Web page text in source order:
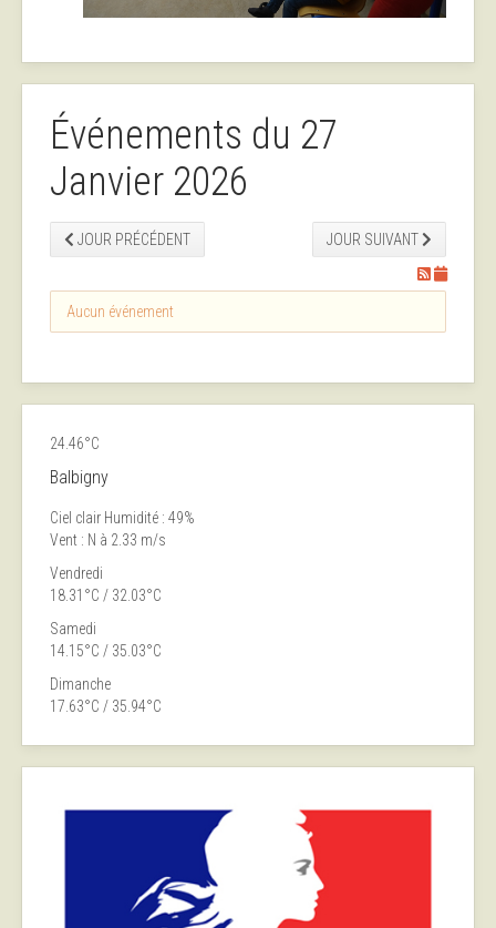
Événements du 27
Janvier 2026
JOUR PRÉCÉDENT JOUR SUIVANT
Aucun événement
24.46°C
Balbigny
Ciel clair Humidité : 49%
Vent : N à 2.33 m/s
Vendredi
18.31°C / 32.03°C
Samedi
14.15°C / 35.03°C
Dimanche
17.63°C / 35.94°C